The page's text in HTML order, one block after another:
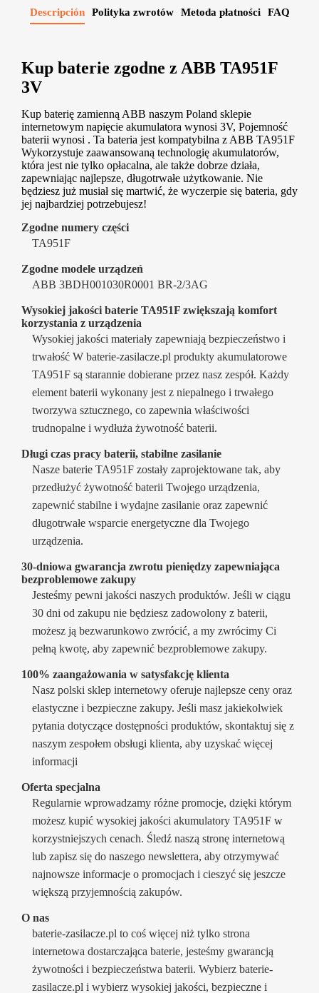
Descripción Polityka zwrotów Metoda płatności FAQ
Kup baterie zgodne z ABB TA951F
3V
Kup baterię zamienną ABB naszym Poland sklepie
internetowym napięcie akumulatora wynosi 3V, Pojemność
baterii wynosi . Ta bateria jest kompatybilna z ABB TA951F
Wykorzystuje zaawansowaną technologię akumulatorów,
która jest nie tylko opłacalna, ale także dobrze działa,
zapewniając najlepsze, długotrwałe użytkowanie. Nie
będziesz już musiał się martwić, że wyczerpie się bateria, gdy
jej najbardziej potrzebujesz!
Zgodne numery części
TA951F
Zgodne modele urządzeń
ABB 3BDH001030R0001 BR-2/3AG
Wysokiej jakości baterie TA951F zwiększają komfort
korzystania z urządzenia
Wysokiej jakości materiały zapewniają bezpieczeństwo i
trwałość W baterie-zasilacze.pl produkty akumulatorowe
TA951F są starannie dobierane przez nasz zespół. Każdy
element baterii wykonany jest z niepalnego i trwałego
tworzywa sztucznego, co zapewnia właściwości
trudnopalne i wydłuża żywotność baterii.
Długi czas pracy baterii, stabilne zasilanie
Nasze baterie TA951F zostały zaprojektowane tak, aby
przedłużyć żywotność baterii Twojego urządzenia,
zapewnić stabilne i wydajne zasilanie oraz zapewnić
długotrwałe wsparcie energetyczne dla Twojego
urządzenia.
30-dniowa gwarancja zwrotu pieniędzy zapewniająca
bezproblemowe zakupy
Jesteśmy pewni jakości naszych produktów. Jeśli w ciągu
30 dni od zakupu nie będziesz zadowolony z baterii,
możesz ją bezwarunkowo zwrócić, a my zwrócimy Ci
pełną kwotę, aby zapewnić bezproblemowe zakupy.
100% zaangażowania w satysfakcję klienta
Nasz polski sklep internetowy oferuje najlepsze ceny oraz
elastyczne i bezpieczne zakupy. Jeśli masz jakiekolwiek
pytania dotyczące dostępności produktów, skontaktuj się z
naszym zespołem obsługi klienta, aby uzyskać więcej
informacji
Oferta specjalna
Regularnie wprowadzamy różne promocje, dzięki którym
możesz kupić wysokiej jakości akumulatory TA951F w
korzystniejszych cenach. Śledź naszą stronę internetową
lub zapisz się do naszego newslettera, aby otrzymywać
najnowsze informacje o promocjach i cieszyć się jeszcze
większą przyjemnością zakupów.
O nas
baterie-zasilacze.pl to coś więcej niż tylko strona
internetowa dostarczająca baterie, jesteśmy gwarancją
żywotności i bezpieczeństwa baterii. Wybierz baterie-
zasilacze.pl i wybierz wysokiej jakości, bezpieczne i